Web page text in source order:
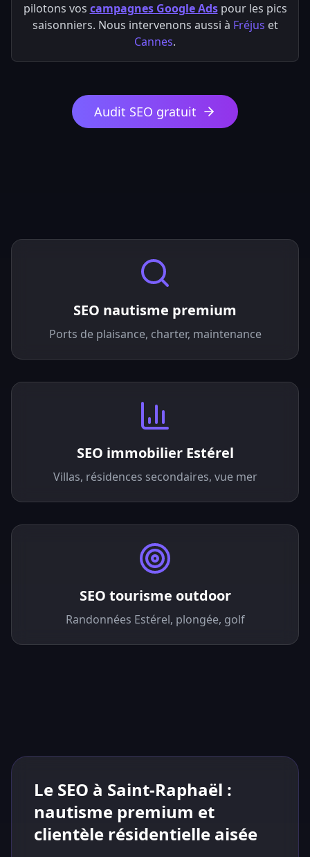
pilotons vos campagnes Google Adspour les pics
saisonniers. Nous intervenons aussi à Fréjus et
Cannes.
Audit SEO gratuit
SEO nautisme premium
Ports de plaisance, charter, maintenance
SEO immobilier Estérel
Villas, résidences secondaires, vue mer
SEO tourisme outdoor
Randonnées Estérel, plongée, golf
Le SEO à Saint-Raphaël :
nautisme premium et
clientèle résidentielle aisée